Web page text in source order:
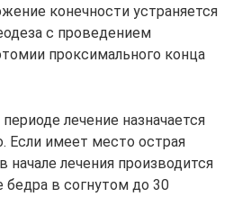
конечности устраняется
с проведением
проксимального конца
лечение назначается
Если имеет место острая
начале лечения производится
в согнутом до 30